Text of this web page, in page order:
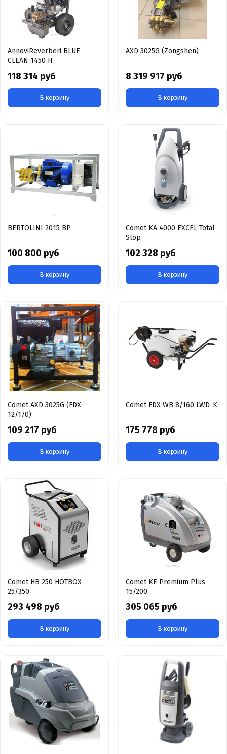
AnnoviReverberi BLUE
CLEAN 1450 H
118 314 руб
В корзину
AXD 3025G (Zongshen)
8 319 917 руб
В корзину
BERTOLINI 2015 BP
100 800 руб
В корзину
Comet KA 4000 EXCEL Total
Stop
102 328 руб
В корзину
Comet AXD 3025G (FDX
12/170)
109 217 руб
В корзину
Comet FDX WB 8/160 LWD-K
175 778 руб
В корзину
Comet HB 250 HOTBOX
25/350
293 498 руб
В корзину
Comet KE Premium Plus
15/200
305 065 руб
В корзину